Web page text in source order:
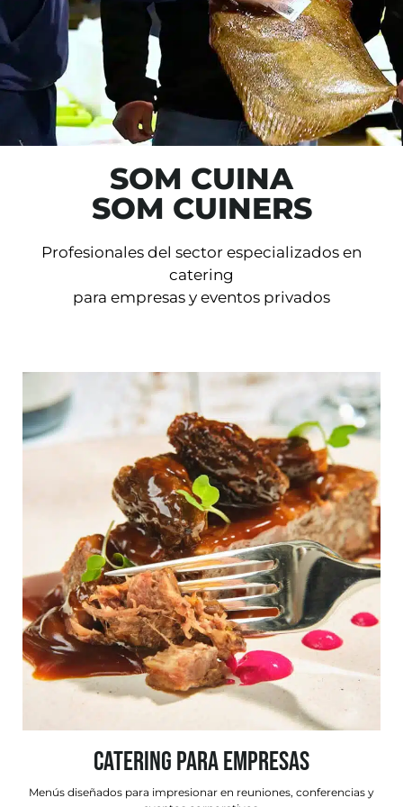
SOM CUINA
SOM CUINERS
Profesionales del sector especializados en
catering
para empresas y eventos privados
CATERING PARA EMPRESAS
Menús diseñados para impresionar en reuniones, conferencias y